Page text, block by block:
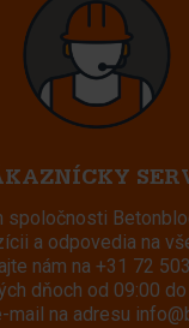
spoločnosti
a odpovedia na
nám na +31 72
dňoch od 09:00
na adresu